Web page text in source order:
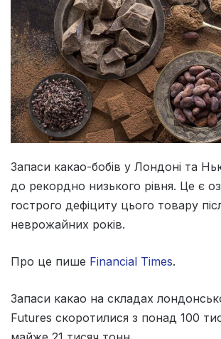
Запаси какао-бобів у Лондоні та
до рекордно низького рівня. Це є
гострого дефіциту цього товару
неврожайних років.
Про це пише Financial Times.
Запаси какао на складах
Futures скоротилися з понад 100